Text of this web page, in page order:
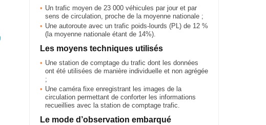
Un trafic moyen de 23 000 véhicules par jour et par
sens de circulation, proche de la moyenne nationale ;
Une autoroute avec un trafic poids-lourds (PL) de 12 %
(la moyenne nationale étant de 14%).
Les moyens techniques utilisés
Une station de comptage du trafic dont les données
ont été utilisées de manière individuelle et non agrégée
;
Une caméra fixe enregistrant les images de la
circulation permettant de conforter les informations
recueillies avec la station de comptage trafic.
Le mode d’observation embarqué